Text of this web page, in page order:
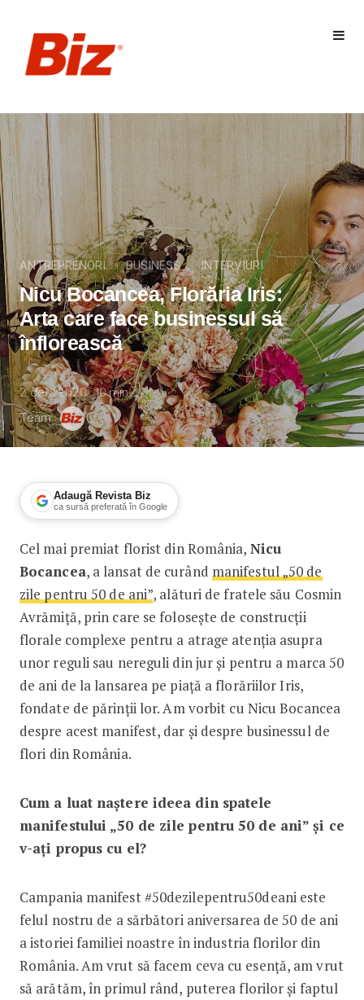
ANTREPRENORI BUSINESS INTERVIURI
Nicu Bocancea, Florăria Iris:
Arta care face businessul să
înflorească
2 dec. 2020 10min
Team
Adaugă Revista Biz
ca sursă preferată în Google
Nicu Bocancea, Florăria Iris: Arta
Cel mai premiat florist din România, Nicu
Bocancea, a lansat de curând manifestul „50 de
zile pentru 50 de ani”, alături de fratele său Cosmin
Avrămiță, prin care se folosește de construcții
florale complexe pentru a atrage atenția asupra
unor reguli sau nereguli din jur și pentru a marca 50
de ani de la lansarea pe piață a florăriilor Iris,
fondate de părinții lor. Am vorbit cu Nicu Bocancea
despre acest manifest, dar și despre businessul de
flori din România.
Cum a luat naștere ideea din spatele
manifestului „50 de zile pentru 50 de ani” și ce
v-ați propus cu el?
Campania manifest #50dezilepentru50deani este
felul nostru de a sărbători aniversarea de 50 de ani
a istoriei familiei noastre în industria florilor din
România. Am vrut să facem ceva cu esență, am vrut
să arătăm, în primul rând, puterea florilor și faptul